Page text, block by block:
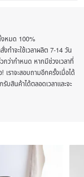
หมด 100%
ทำจะใช้เวลาผลิต 7-14 วัน
กว่ากำหนด หากมีช่วงเวลาที่
เราจะสอบถามอีกครั้งเมื่อได้
บสินค้าได้ตลอดเวลาและจะ